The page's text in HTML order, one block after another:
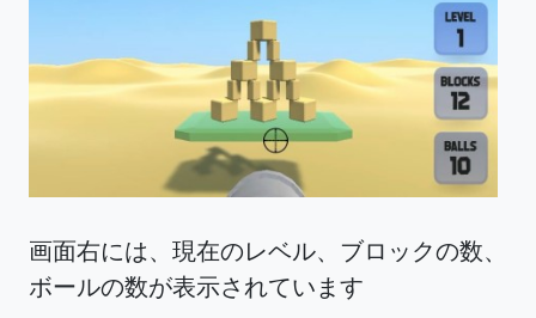
画面右には、現在のレベル、ブロックの数、
ボールの数が表示されています